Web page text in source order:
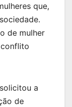
que,
de mulher
a
de